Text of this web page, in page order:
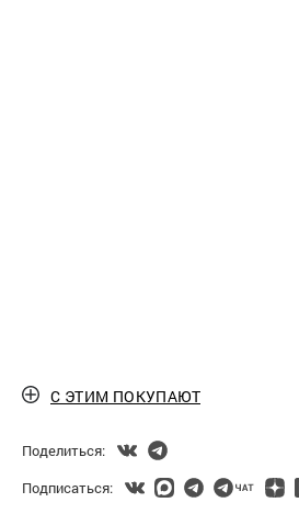
С ЭТИМ ПОКУПАЮТ
Поделиться:
Подписаться: